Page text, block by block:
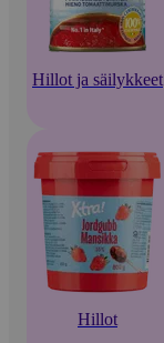
Hillot ja säilykkeet
Hillot